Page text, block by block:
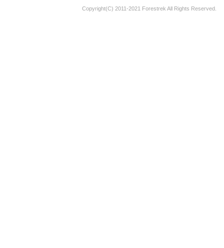
アー内容のご要望などについて、 問い合わ
Copyright(C) 2011-2021 Forestrek All Rights Reserved.